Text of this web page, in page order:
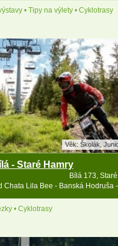
• Tipy na výlety • Cyklotrasy
Věk: Školák,
- Staré Hamry
Bílá 173,
Chata Lila Bee - Banská Hodruša
• Cyklotrasy